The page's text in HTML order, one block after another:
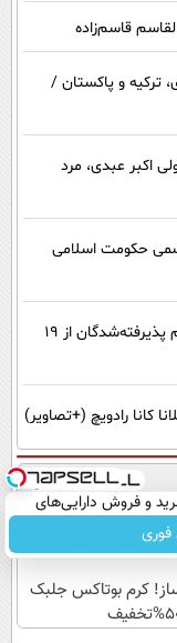
قاسم‌زاده
ترکیه و پاکستان /
اکبر عبدی، مرد
حکومت اسلامی
نتایج آزمون مدارس سمپاد اعلام شد/ ثبت‌نام پذیرفته‌شدگان از ۱۹
کانا رادویچ (+تصاویر)
فرصت‌های
دیجیتال شما
کرم بوتاکس جلبک
و فروش دارایی‌های
فوری